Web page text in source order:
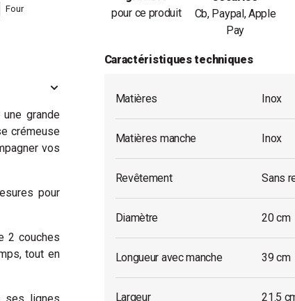
pour ce produit
Cb, Paypal, Apple
Pay
Caractéristiques techniques
Matières Inox
Matières manche Inox
Revêtement Sans
Diamètre 20 cm
Longueur avec manche 39 cm
Largeur 21.5
Four
grande
crémeuse
vos
pour
2 couches
tout en